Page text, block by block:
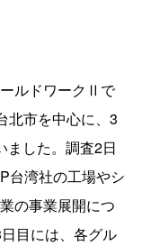
ルドワークⅡで
市を中心に、 3
ました。調査2日
台湾社の工場やシ
の事業展開につ
日目には、各グル